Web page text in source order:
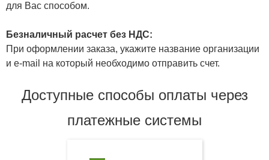
для Вас способом.
Безналичный расчет без НДС:
При оформлении заказа, укажите название организации
и e-mail на который необходимо отправить счет.
Доступные способы оплаты через
платежные системы